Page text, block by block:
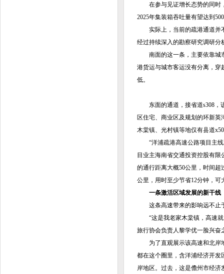
在参与见证增长态势的同时
2025年集装箱吞吐量有望达到
实际上，当前的疏港通道并不
经过持续深入的勘察研究调研
南面的这一条，主要依靠城市
港货运与城市客运没有分离，穿
低。
东面的通道，接省道s308，该
区住宅、商业区及规划的环新英
木棠镇、光村镇等地仅有县道
“洋浦疏港高速公路项目主线
目业主海南省交通投资控股有
的通行距离大概50公里，时间
公里，用时至少节省12分钟，可
一条激活区域发展的新干线
这条高速带来的影响远不止
“这是我老家木棠镇，高速就
旅行协会负责人黎学优一脸兴奋
为了直观展示该高速和北岸地
都在这个圈里，含洋浦经济开发
岸地区。过去，这是儋州市经济